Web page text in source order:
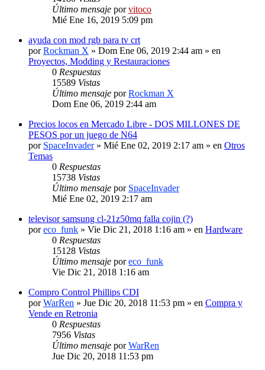
Último mensaje porvitoco
Mié Ene 16, 2019 5:09 pm
ayuda con mod rgb para tv crt
porRockman X » Dom Ene 06, 2019 2:44 am » en
Proyectos, Modding y Restauraciones
0 Respuestas
15589 Vistas
Último mensaje porRockman X
Dom Ene 06, 2019 2:44 am
Precios locos en Mercado Libre - DOS MILLONES DE
PESOS por un juego de N64
por SpaceInvader» Mié Ene 02, 2019 2:17 am » en Otros
Temas
0 Respuestas
15738 Vistas
Último mensaje por SpaceInvader
Mié Ene 02, 2019 2:17 am
televisor samsung cl-21z50mq falla cojin (?)
poreco_funk » Vie Dic 21, 2018 1:16 am » en Hardware
0 Respuestas
15128 Vistas
Último mensaje poreco_funk
Vie Dic 21, 2018 1:16 am
Compro Control Phillips CDI
porWarRen » Jue Dic 20, 2018 11:53 pm » en Compra y
Vende en Retronia
0 Respuestas
7956 Vistas
Último mensaje porWarRen
Jue Dic 20, 2018 11:53 pm